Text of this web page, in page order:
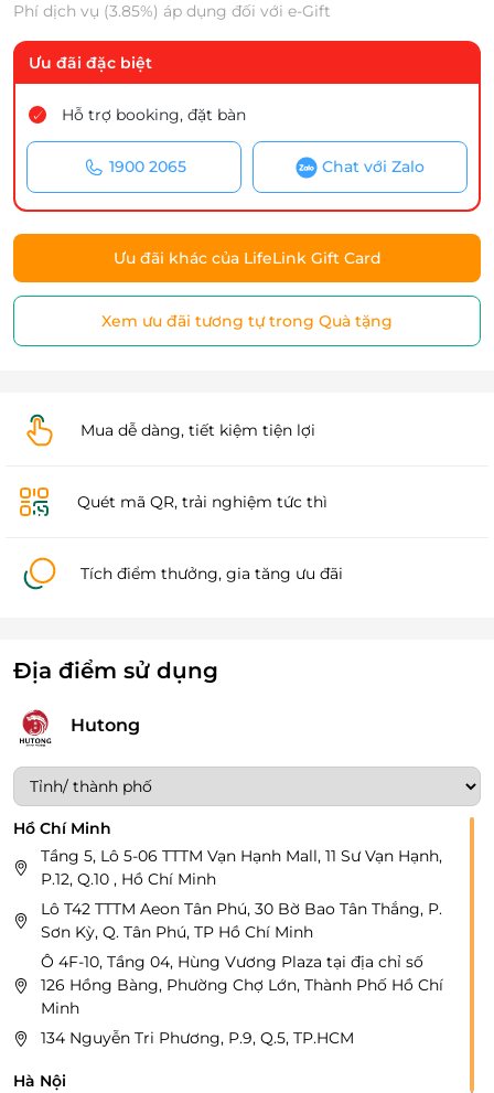
Phí dịch vụ (3.85%) áp dụng đối với e-Gift
Ưu đãi đặc biệt
Hỗ trợ booking, đặt bàn
1900 2065 Chat với Zalo
Ưu đãi khác của LifeLink Gift Card
Xem ưu đãi tương tự trong Quà tặng
Mua dễ dàng, tiết kiệm tiện lợi
Quét mã QR, trải nghiệm tức thì
Tích điểm thưởng, gia tăng ưu đãi
Địa điểm sử dụng
Hutong
Hồ Chí Minh
Tầng 5, Lô 5-06 TTTM Vạn Hạnh Mall, 11 Sư Vạn Hạnh,
P.12, Q.10 , Hồ Chí Minh
Lô T42 TTTM Aeon Tân Phú, 30 Bờ Bao Tân Thắng, P.
Sơn Kỳ, Q. Tân Phú, TP Hồ Chí Minh
Ô 4F-10, Tầng 04, Hùng Vương Plaza tại địa chỉ số
126 Hồng Bàng, Phường Chợ Lớn, Thành Phố Hồ Chí
Minh
134 Nguyễn Tri Phương, P.9, Q.5, TP.HCM
Hà Nội